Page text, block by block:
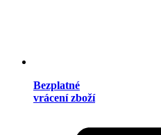
Bezplatné
vrácení zboží